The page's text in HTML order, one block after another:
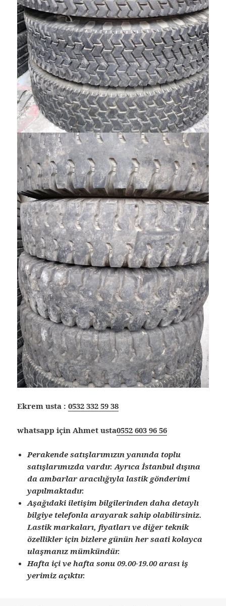
Ekrem usta :0532 332 59 38
whatsapp için Ahmet usta0552 603 96 56
Perakende satışlarımızın yanında toplu
satışlarımızda vardır. Ayrıca İstanbul dışına
da ambarlar aracılığıyla lastik gönderimi
yapılmaktadır.
Aşağıdaki iletişim bilgilerinden daha detaylı
bilgiye telefonla arayarak sahip olabilirsiniz.
Lastik markaları, fiyatları ve diğer teknik
özellikler için bizlere günün her saati kolayca
ulaşmanız mümkündür.
Hafta içi ve hafta sonu 09.00-19.00 arası iş
yerimiz açıktır.